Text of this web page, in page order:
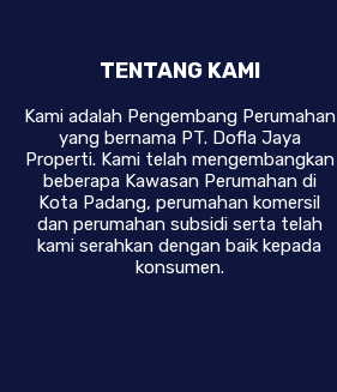
TENTANG KAMI
Kami adalah Pengembang Perumahan
yang bernama PT. Dofla Jaya
Properti. Kami telah mengembangkan
beberapa Kawasan Perumahan di
Kota Padang, perumahan komersil
dan perumahan subsidi serta telah
kami serahkan dengan baik kepada
konsumen.